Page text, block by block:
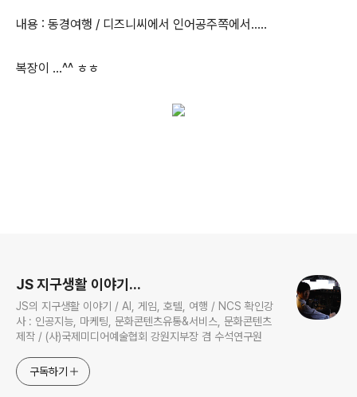
내용 : 동경여행 / 디즈니씨에서 인어공주쪽에서.....
복장이 ...^^ ㅎㅎ
JS 지구생활 이야기...
JS의 지구생활 이야기 / AI, 게임, 호텔, 여행 / NCS 확인강
사 : 인공지능, 마케팅, 문화콘텐츠유통&서비스, 문화콘텐츠
제작 / (사)국제미디어예술협회 강원지부장 겸 수석연구원
구독하기